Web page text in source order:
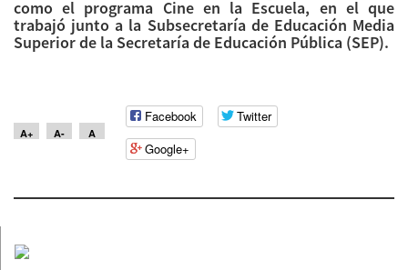
como el programa Cine en la Escuela, en el que
trabajó junto a la Subsecretaría de Educación Media
Superior de la Secretaría de Educación Pública (SEP).
A+ A- A
Facebook
Twitter
Google+